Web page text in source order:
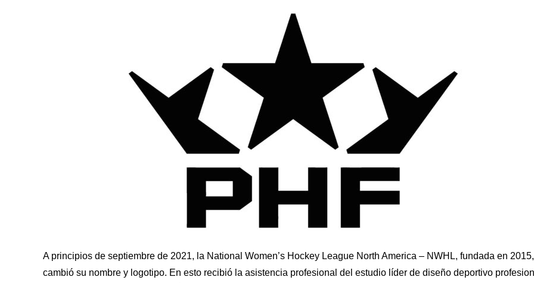
A principios de septiembre de 2021, la National Women’s Hockey League North America – NWHL, fundada en 2015,
cambió su nombre y logotipo. En esto recibió la asistencia profesional del estudio líder de diseño deportivo